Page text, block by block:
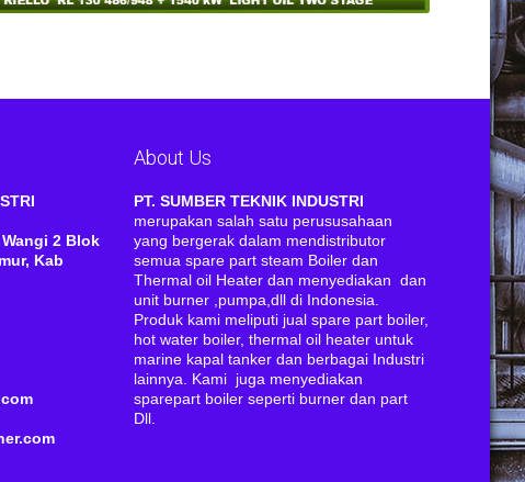
2 Blok
Kab
About Us
PT. SUMBER TEKNIK INDUSTRI
merupakan salah satu perususahaan
yang bergerak dalam mendistributor
semua spare part steam Boiler dan
Thermal oil Heater dan menyediakan dan
unit burner ,pumpa,dll di Indonesia.
Produk kami meliputi jual spare part boiler,
hot water boiler, thermal oil heater untuk
marine kapal tanker dan berbagai Industri
lainnya. Kami juga menyediakan
sparepart boiler seperti burner dan part
Dll.